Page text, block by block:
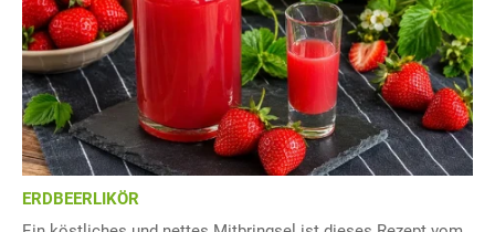
ERDBEERLIKÖR